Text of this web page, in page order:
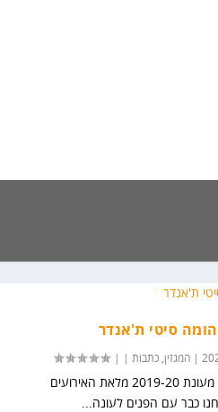
סיטי ת'אנדר
| המגזין, כתבות|
|
בקושי הספקנו להתאושש מעונת 2019-20 מלאת האירועים
כבר עם הפנים לעונה...